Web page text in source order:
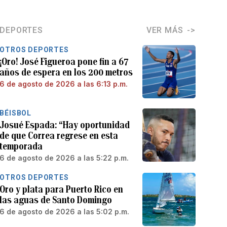
DEPORTES VER MÁS
OTROS DEPORTES
¡Oro! José Figueroa pone fin a 67
años de espera en los 200 metros
6 de agosto de 2026 a las 6:13 p.m.
BÉISBOL
Josué Espada: “Hay oportunidad
de que Correa regrese en esta
temporada
6 de agosto de 2026 a las 5:22 p.m.
OTROS DEPORTES
Oro y plata para Puerto Rico en
las aguas de Santo Domingo
6 de agosto de 2026 a las 5:02 p.m.